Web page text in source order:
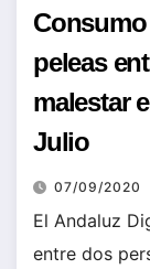
peleas
malestar
Julio
07/09/2020
El Andaluz
entre dos